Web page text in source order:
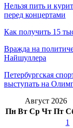
Нельзя пить и
перед концертами
Как получить 15
Вражда на
Найшуллера
Петербургская
выступать на
Август 2026
Пн Вт Ср Чт Пт
1